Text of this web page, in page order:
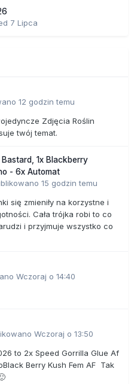
7 Lipca
12 godzin temu
Zdjęcia Roślin
twój temat.
1x Blackberry
- 6x Automat
15 godzin temu
się zmieniły na korzystne i
Cała trójka robi to co
i przyjmuje wszystko co
Wczoraj o 14:40
Wczoraj o 13:50
to 2x Speed Gorrilla Glue Af
Berry Kush Fem AF Tak